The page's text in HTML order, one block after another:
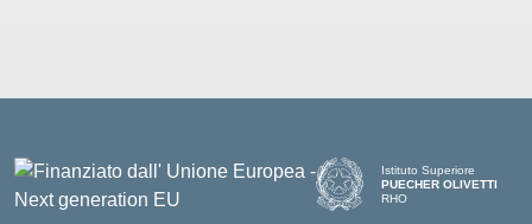
Istituto Superiore
PUECHER OLIVETTI
RHO